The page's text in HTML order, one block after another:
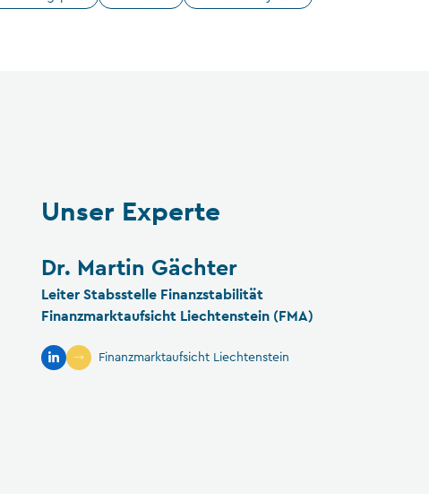
Unser Experte
Dr. Martin Gächter
Leiter Stabsstelle Finanzstabilität
Finanzmarktaufsicht Liechtenstein (FMA)
Finanzmarktaufsicht Liechtenstein